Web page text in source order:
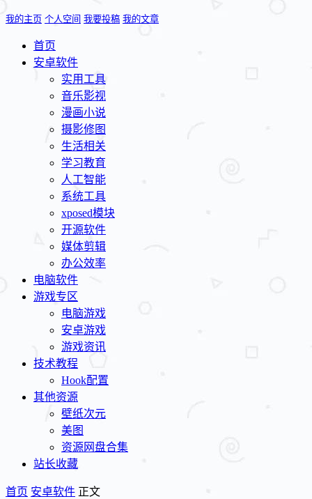
我的主页 个人空间 我要投稿 我的文章
首页
安卓软件
实用工具
音乐影视
漫画小说
摄影修图
生活相关
学习教育
人工智能
系统工具
xposed模块
开源软件
媒体剪辑
办公效率
电脑软件
游戏专区
电脑游戏
安卓游戏
游戏资讯
技术教程
Hook配置
其他资源
壁纸次元
美图
资源网盘合集
站长收藏
首页 安卓软件 正文